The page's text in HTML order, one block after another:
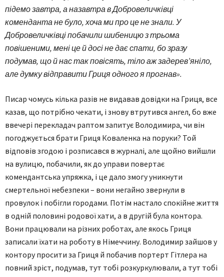
підемо завтра, а назавтра в Добровеличківці
коменданта не було, хоча ми про це не знали. У
Добровеличківці побачили шибеницю з трьома
повішеними, мені це й досі не дає спати, бо зразу
подумав, що й нас так повісять, тіло аж задерев’яніло,
але думку відправити Гриця одного я прогнав».
Писар чомусь кілька разів не видавав довідки на Гриця, все
казав, що потрібно чекати, і знову втрутився ангел, бо вже
ввечері перекладач раптом запитує Володимира, чи він
погоджується брати Гриця Коваленка на поруки? Той
відповів згодою і розписався в журналі, але щойно вийшли
на вулицю, побачили, як до управи повертає
комендантська упряжка, і це дало змогу уникнути
смертельної небезпеки – вони негайно звернули в
провулок і побігли городами. Потім настало спокійне життя
в одній половині родової хати, а в другій була контора.
Вони працювали на різних роботах, але якось Гриця
записали їхати на роботу в Німеччину. Володимир зайшов у
контору просити за Гриця й побачив портерт Гітлера на
повний зріст, подумав, тут тобі розкуркулювали, а тут тобі